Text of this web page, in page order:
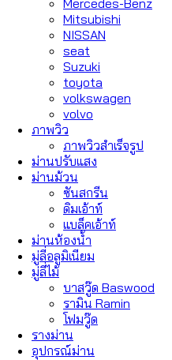
Mitsubishi
NISSAN
seat
Suzuki
toyota
volkswagen
volvo
ภาพวิว
ภาพวิวสำเร็จรูป
ม่านปรับแสง
ม่านม้วน
ซันสกรีน
ดิมเอ้าท์
แบล็คเอ้าท์
ม่านห้องน้ำ
มู่ลี่อลูมิเนียม
มู่ลี่ไม้
บาสวู๊ด Baswood
รามิน Ramin
โฟมวู๊ด
รางม่าน
อุปกรณ์ม่าน